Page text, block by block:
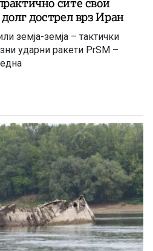
сите свои
дострел врз Иран
земја-земја – тактички
ударни ракети PrSM –